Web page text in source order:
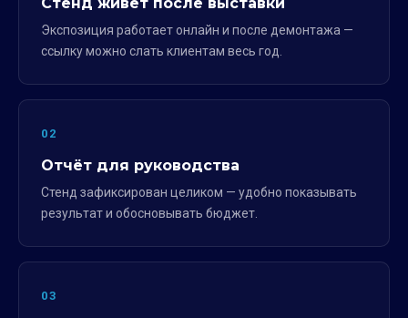
Экспозиция работает онлайн и после демонтажа —
ссылку можно слать клиентам весь год.
02
Отчёт для руководства
Стенд зафиксирован целиком — удобно показывать
результат и обосновывать бюджет.
03